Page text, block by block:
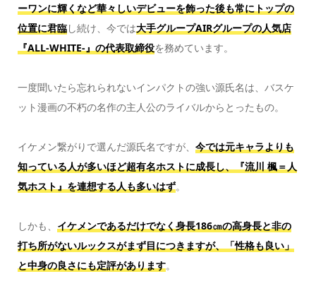
ーワンに輝くなど華々しいデビューを飾った後も常にトップの
位置に君臨し続け、今では大手グループAIRグループの人気店
『ALL-WHITE-』の代表取締役を務めています。
一度聞いたら忘れられないインパクトの強い源氏名は、バスケ
ット漫画の不朽の名作の主人公のライバルからとったもの。
イケメン繋がりで選んだ源氏名ですが、 今では元キャラよりも
知っている人が多いほど超有名ホストに成長し、『流川 楓＝人
気ホスト』を連想する人も多いはず。
しかも、 イケメンであるだけでなく身長186㎝の高身長と非の
打ち所がないルックスがまず目につきますが、「性格も良い」
と中身の良さにも定評があります。